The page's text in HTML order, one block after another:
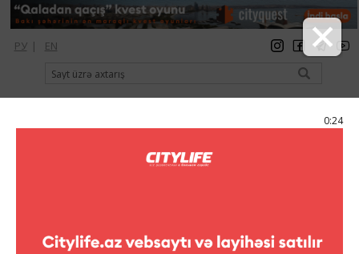
0:24
РУ | EN
qeydiyyat giriş Citylife Magazine